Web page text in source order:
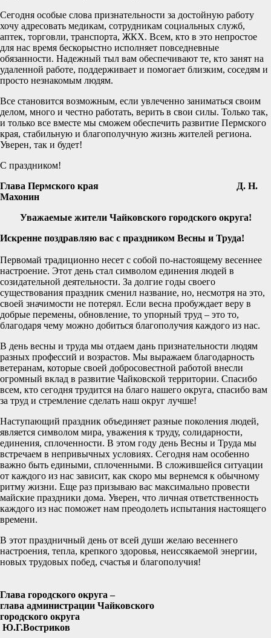
Сегодня особые слова признательности за достойную работу
хочу адресовать медикам, сотрудникам социальных служб,
аптек, торговли, транспорта, ЖКХ. Всем, кто в это непростое
для нас время бескорыстно исполняет повседневные
обязанности. Надежный тыл вам обеспечивают те, кто занят на
удаленной работе, поддерживает и помогает близким, соседям и
просто незнакомым людям.
Все становится возможным, если увлеченно заниматься своим
делом, много и честно работать, верить в свои силы. Только так,
и только все вместе мы сможем обеспечить развитие Пермского
края, стабильную и благополучную жизнь жителей региона.
Уверен, так и будет!
С праздником!
Глава Пермского края
Д. Н.
Махонин
Уважаемые жители Чайковского городского округа!
Искренне поздравляю вас с праздником Весны и Труда!
Первомай традиционно несет с собой по-настоящему весеннее
настроение. Этот день стал символом единения людей в
созидательной деятельности. За долгие годы своего
существования праздник сменил название, но, несмотря на это,
своей значимости не потерял. Если весна пробуждает веру в
добрые перемены, обновление, то упорный труд – это то,
благодаря чему можно добиться благополучия каждого из нас.
В день весны и труда мы отдаем дань признательности людям
разных профессий и возрастов. Мы выражаем благодарность
ветеранам, которые своей добросовестной работой внесли
огромный вклад в развитие Чайковской территории. Спасибо
всем, кто сегодня трудится на благо нашего округа, спасибо вам
за труд и стремление сделать наш округ лучше!
Наступающий праздник объединяет разные поколения людей,
является символом мира, уважения к труду, солидарности,
единения, сплоченности. В этом году день Весны и Труда мы
встречаем в непривычных условиях. Сегодня нам особенно
важно быть едиными, сплоченными. В сложившейся ситуации
от каждого из нас зависит, как скоро мы вернемся к обычному
ритму жизни. Еще раз призываю вас максимально провести
майские праздники дома. Уверен, что личная ответственность
каждого из нас поможет нам преодолеть испытания настоящего
времени.
В этот праздничный день от всей души желаю весеннего
настроения, тепла, крепкого здоровья, неиссякаемой энергии,
новых трудовых побед, счастья и благополучия!
Глава городского округа –
глава администрации Чайковского
городского округа
Ю.Г.Востриков